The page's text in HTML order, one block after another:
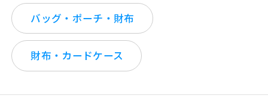
バッグ・ポーチ・財布
財布・カードケース